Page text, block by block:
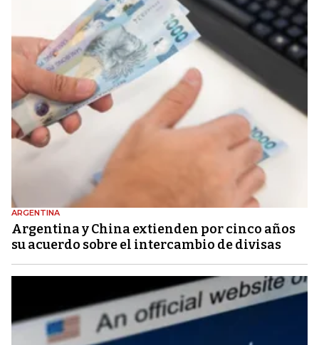
ARGENTINA
Argentina y China extienden por cinco años
su acuerdo sobre el intercambio de divisas